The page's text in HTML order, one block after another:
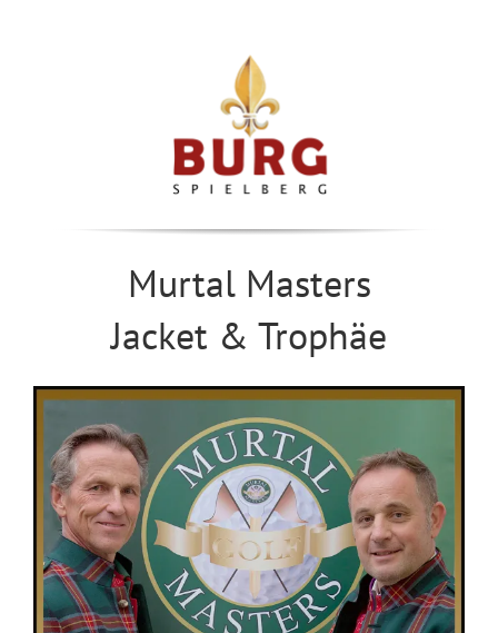
Murtal Masters
Jacket & Trophäe